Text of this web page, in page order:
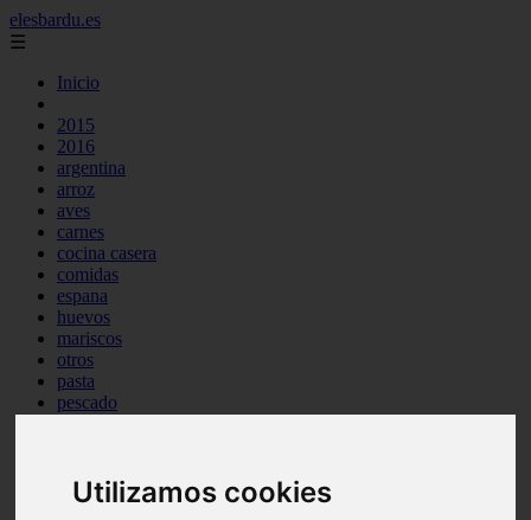
Utilizamos cookies
elesbardu.es
☰
Inicio
2015
2016
argentina
arroz
aves
carnes
cocina casera
comidas
espana
huevos
mariscos
otros
pasta
pescado
tag
venezuela